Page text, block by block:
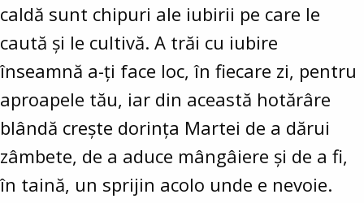
caldă sunt chipuri ale iubirii pe care le
caută și le cultivă. A trăi cu iubire
înseamnă a-ți face loc, în fiecare zi, pentru
aproapele tău, iar din această hotărâre
blândă crește dorința Martei de a dărui
zâmbete, de a aduce mângâiere și de a fi,
în taină, un sprijin acolo unde e nevoie.